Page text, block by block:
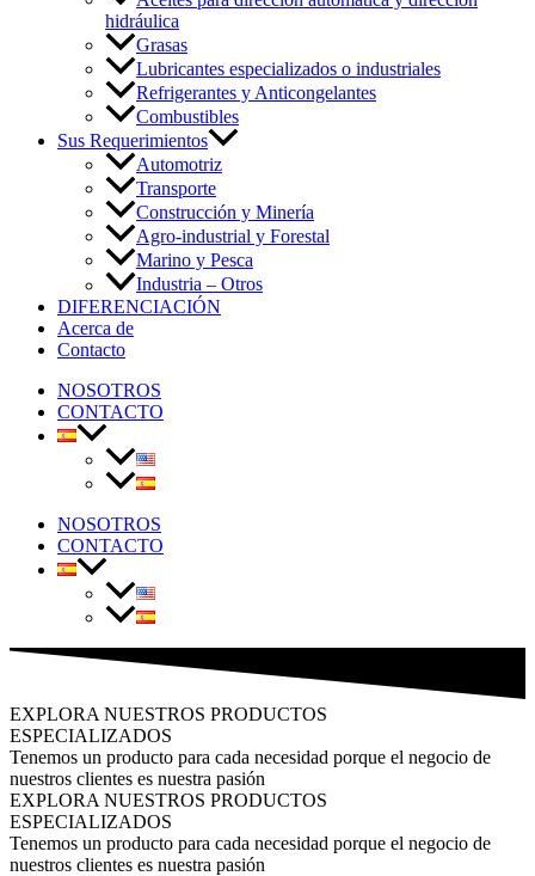
hidráulica
Grasas
Lubricantes especializados o industriales
Refrigerantes y Anticongelantes
Combustibles
Sus Requerimientos
Automotriz
Transporte
Construcción y Minería
Agro-industrial y Forestal
Marino y Pesca
Industria – Otros
DIFERENCIACIÓN
Acerca de
Contacto
NOSOTROS
CONTACTO
NOSOTROS
CONTACTO
EXPLORA NUESTROS PRODUCTOS
ESPECIALIZADOS
Tenemos un producto para cada necesidad porque el negocio de
nuestros clientes es nuestra pasión
EXPLORA NUESTROS PRODUCTOS
ESPECIALIZADOS
Tenemos un producto para cada necesidad porque el negocio de
nuestros clientes es nuestra pasión